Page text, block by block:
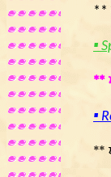
**
▪
**
▪
**